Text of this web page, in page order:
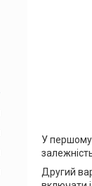
У першому
Другий